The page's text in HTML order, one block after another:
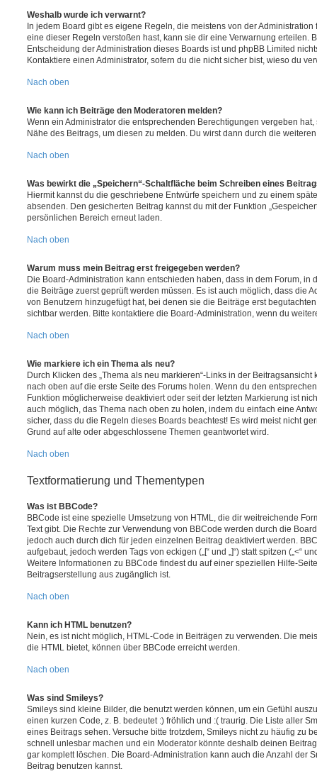
Weshalb wurde ich verwarnt?
In jedem Board gibt es eigene Regeln, die meistens von der
eine dieser Regeln verstoßen hast, kann sie dir eine Verwarnung erteilen.
Entscheidung der Administration dieses Boards ist und phpBB Limited
Kontaktiere einen Administrator, sofern du die nicht sicher bist, wieso du
Nach oben
Wie kann ich Beiträge den Moderatoren melden?
Wenn ein Administrator die entsprechenden Berechtigungen vergeben
Nähe des Beitrags, um diesen zu melden. Du wirst dann durch die
Nach oben
Was bewirkt die „Speichern“-Schaltfläche beim Schreiben eines
Hiermit kannst du die geschriebene Entwürfe speichern und zu einem
absenden. Den gesicherten Beitrag kannst du mit der Funktion
persönlichen Bereich erneut laden.
Nach oben
Warum muss mein Beitrag erst freigegeben werden?
Die Board-Administration kann entschieden haben, dass in dem Forum, in
die Beiträge zuerst geprüft werden müssen. Es ist auch möglich, dass die
von Benutzern hinzugefügt hat, bei denen sie die Beiträge erst
sichtbar werden. Bitte kontaktiere die Board-Administration, wenn du
Nach oben
Wie markiere ich ein Thema als neu?
Durch Klicken des „Thema als neu markieren“-Links in der
nach oben auf die erste Seite des Forums holen. Wenn du den
Funktion möglicherweise deaktiviert oder seit der letzten Markierung ist
auch möglich, das Thema nach oben zu holen, indem du einfach eine
sicher, dass du die Regeln dieses Boards beachtest! Es wird meist nicht
Grund auf alte oder abgeschlossene Themen geantwortet wird.
Nach oben
Textformatierung und Thementypen
Was ist BBCode?
BBCode ist eine spezielle Umsetzung von HTML, die dir weitreichende
Text gibt. Die Rechte zur Verwendung von BBCode werden durch die
jedoch auch durch dich für jeden einzelnen Beitrag deaktiviert werden.
aufgebaut, jedoch werden Tags von eckigen („[“ und „]“) statt spitzen („<“
Weitere Informationen zu BBCode findest du auf einer speziellen Hilfe-
Beitragserstellung aus zugänglich ist.
Nach oben
Kann ich HTML benutzen?
Nein, es ist nicht möglich, HTML-Code in Beiträgen zu verwenden. Die
die HTML bietet, können über BBCode erreicht werden.
Nach oben
Was sind Smileys?
Smileys sind kleine Bilder, die benutzt werden können, um ein Gefühl
einen kurzen Code, z. B. bedeutet :) fröhlich und :( traurig. Die Liste aller
eines Beitrags sehen. Versuche bitte trotzdem, Smileys nicht zu häufig zu
schnell unlesbar machen und ein Moderator könnte deshalb deinen
gar komplett löschen. Die Board-Administration kann auch die Anzahl der
Beitrag benutzen kannst.